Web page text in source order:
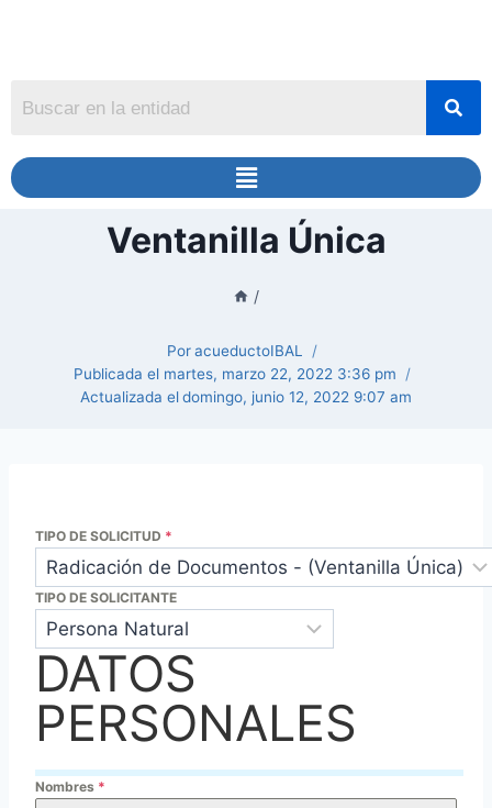
Ventanilla Única
/
PoracueductoIBAL
Publicada el martes, marzo 22, 2022 3:36 pm
Actualizada eldomingo, junio 12, 2022 9:07 am
TIPO DE SOLICITUD *
TIPO DE SOLICITANTE
DATOS
PERSONALES
Nombres *